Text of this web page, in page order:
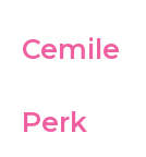
Cemile
Perk